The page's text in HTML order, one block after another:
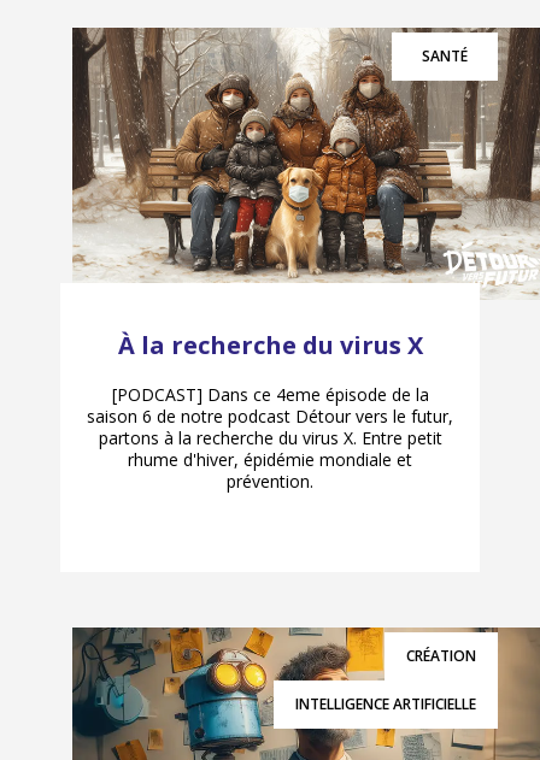
SANTÉ
À la recherche du virus X
[PODCAST] Dans ce 4eme épisode de la
saison 6 de notre podcast Détour vers le futur,
partons à la recherche du virus X. Entre petit
rhume d'hiver, épidémie mondiale et
prévention.
CRÉATION
INTELLIGENCE ARTIFICIELLE